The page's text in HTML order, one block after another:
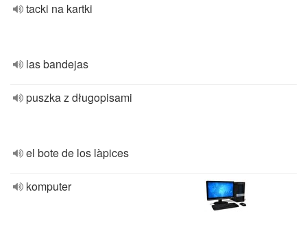
tacki na kartki
las bandejas
puszka z długopisami
el bote de los làpices
komputer